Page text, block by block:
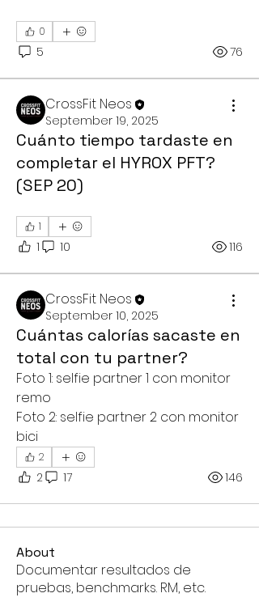
0
5 76
CrossFit Neos
September 19, 2025
Cuánto tiempo tardaste en
completar el HYROX PFT?
(SEP 20)
1
1 10 116
CrossFit Neos
September 10, 2025
Cuántas calorías sacaste en
total con tu partner?
Foto 1: selfie partner 1 con monitor
remo
Foto 2: selfie partner 2 con monitor
bici
2
2 17 146
About
Documentar resultados de
pruebas, benchmarks. RM, etc.